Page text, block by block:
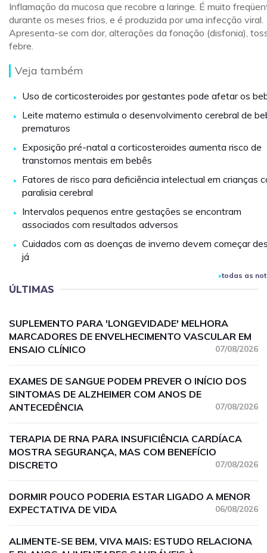
Inflamação da mucosa que recobre a laringe. É muito
durante os meses frios, e é produzida por uma infecção viral.
Apresenta-se com dor, alterações da fonação (disfonia),
febre.
Veja também
Uso de corticosteroides por gestantes pode afetar os
Leite materno estimula o desenvolvimento cerebral de
prematuros
Exposição pré-natal a corticosteroides aumenta risco de
transtornos mentais em bebês
Fatores de risco para deficiência intelectual em crianças
paralisia cerebral
Intervalos pequenos entre gestações se encontram
associados com resultados adversos
Cuidados com as doenças de inverno devem começar
já
todas as
ÚLTIMAS
SUPLEMENTO PARA 'LONGEVIDADE' MELHORA
MARCADORES DE ENVELHECIMENTO VASCULAR EM
ENSAIO CLÍNICO
07/08/2026
EXAMES DE SANGUE PODEM PREVER O INÍCIO DOS
SINTOMAS DE ALZHEIMER COM ANOS DE
ANTECEDÊNCIA
07/08/2026
TERAPIA DE RNA PARA INSUFICIÊNCIA CARDÍACA
MOSTRA SEGURANÇA, MAS COM BENEFÍCIO
DISCRETO
07/08/2026
DORMIR POUCO PODERIA ESTAR LIGADO A MENOR
EXPECTATIVA DE VIDA
06/08/2026
ALIMENTE-SE BEM, VIVA MAIS: ESTUDO RELACIONA